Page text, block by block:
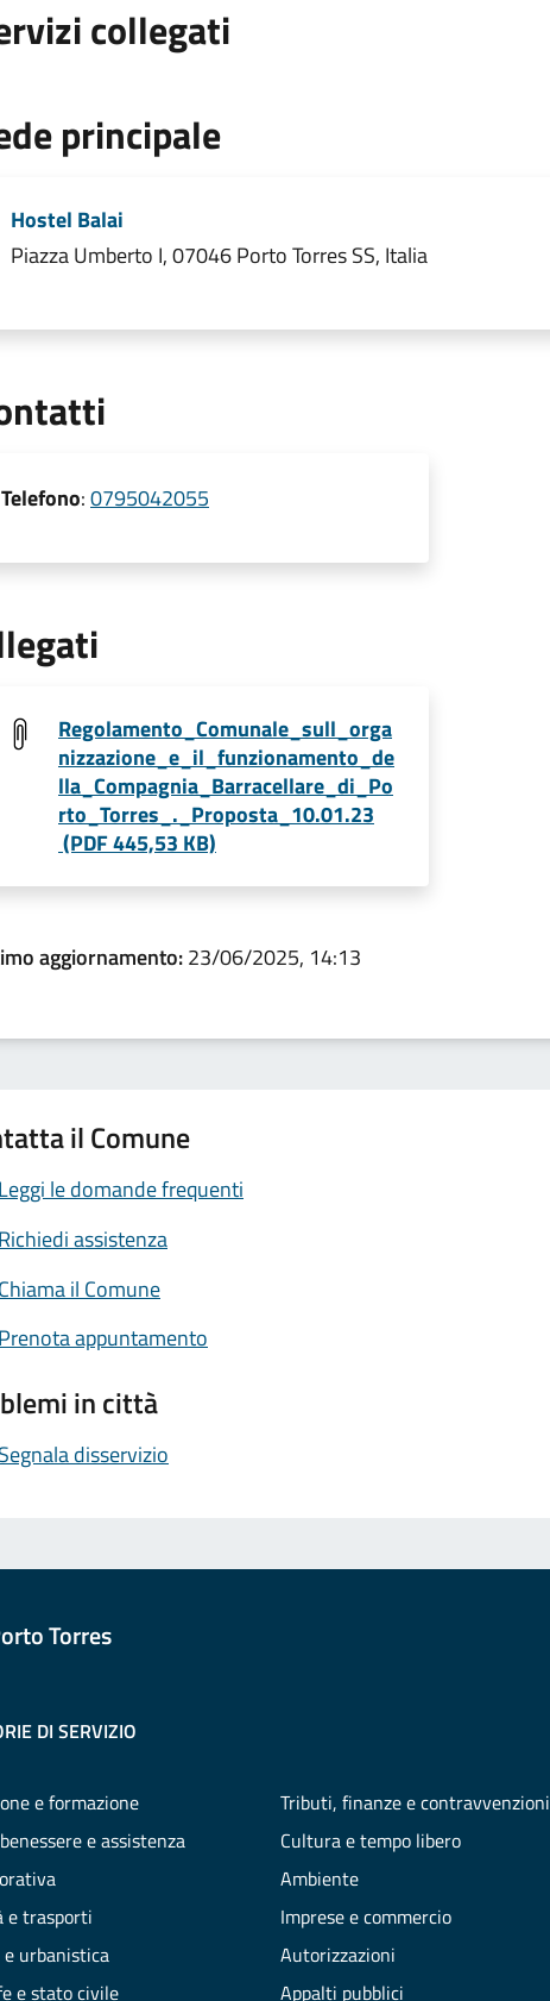
collegati
principale
Hostel Balai
Piazza Umberto I, 07046 Porto Torres SS, Italia
Telefono:0795042055
Regolamento_Comunale_sull_orga
nizzazione_e_il_funzionamento_de
lla_Compagnia_Barracellare_di_Po
rto_Torres_._Proposta_10.01.23
(PDF 445,53 KB)
aggiornamento:23/06/2025, 14:13
il Comune
le domande frequenti
assistenza
il Comune
appuntamento
in città
disservizio
Torres
DI SERVIZIO
e formazione
e assistenza
e trasporti
urbanistica
e stato civile
Tributi, finanze e contravvenzioni
Cultura e tempo libero
Ambiente
Imprese e commercio
Autorizzazioni
Appalti pubblici